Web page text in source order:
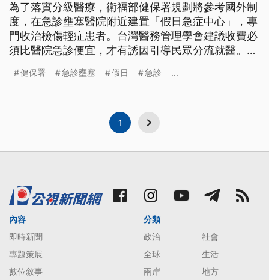
為了落實分級醫療，衛福部健保署規劃將參考國外制
度，在急診壅塞醫院附近建置「假日急症中心」，專
門收治檢傷輕症患者。台灣醫務管理學會建議收費必
須比醫院急診便宜，才有誘因引導民眾分流就醫。相
健保署 急診壅塞 假日 急診 ...
1
內容
即時新聞
專題策展
數位敘事
分類
政治
社會
全球
生活
兩岸
地方